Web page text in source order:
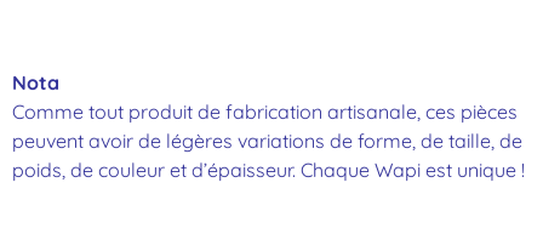
Nota
Comme tout produit de fabrication artisanale, ces pièces
peuvent avoir de légères variations de forme, de taille, de
poids, de couleur et d’épaisseur. Chaque Wapi est unique !